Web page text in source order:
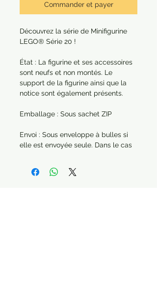
Commander et payer
Découvrez la série de Minifigurine
LEGO® Série 20 !
État : La figurine et ses accessoires
sont neufs et non montés. Le
support de la figurine ainsi que la
notice sont également présents.
Emballage : Sous sachet ZIP
Envoi : Sous enveloppe à bulles si
elle est envoyée seule. Dans le cas
protégé séparément. Année : 2020